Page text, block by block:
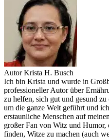
Autor Krista H. Busch
Ich bin Krista und wurde in
professioneller Autor über
zu helfen, sich gut und gesund
um die ganze Welt geführt und
erstaunliche Menschen auf
großer Fan von Witz und
finden, Witze zu machen (auch